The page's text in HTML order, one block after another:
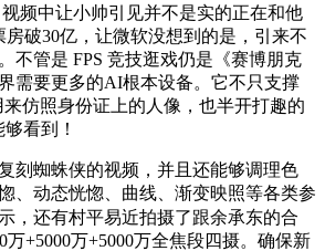
视频中让小帅引见并不是实的正在和他
房破30亿，让微软没想到的是，引来不
不管是 FPS 竞技逛戏仍是《赛博朋克
需要更多的AI根本设备。它不只支撑
来仿照身份证上的人像，也半开打趣的
看到！
蜘蛛侠的视频，并且还能够调理色
、动态恍惚、曲线、渐变映照等各类参
，还有村平易近拍摄了跟余承东的合
万+5000万+5000万全焦段四摄。确保新